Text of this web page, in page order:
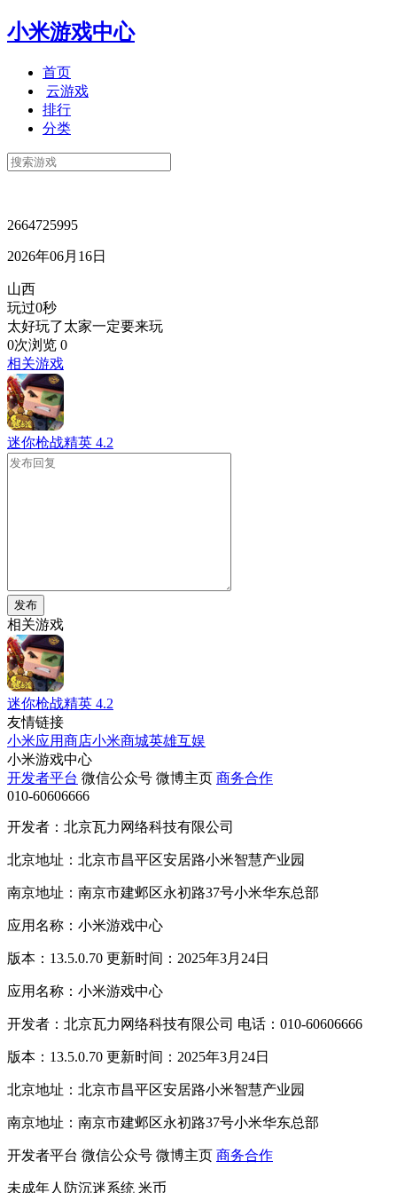
小米游戏中心
首页
云游戏
排行
分类
2664725995
2026年06月16日
山西
玩过0秒
太好玩了太家一定要来玩
0次浏览 0
相关游戏
迷你枪战精英 4.2
发布
相关游戏
迷你枪战精英 4.2
友情链接
小米应用商店小米商城英雄互娱
小米游戏中心
开发者平台 微信公众号 微博主页 商务合作
010-60606666
开发者：北京瓦力网络科技有限公司
北京地址：北京市昌平区安居路小米智慧产业园
南京地址：南京市建邺区永初路37号小米华东总部
应用名称：小米游戏中心
版本：13.5.0.70 更新时间：2025年3月24日
应用名称：小米游戏中心
开发者：北京瓦力网络科技有限公司 电话：010-60606666
版本：13.5.0.70 更新时间：2025年3月24日
北京地址：北京市昌平区安居路小米智慧产业园
南京地址：南京市建邺区永初路37号小米华东总部
开发者平台 微信公众号 微博主页 商务合作
未成年人防沉迷系统 米币